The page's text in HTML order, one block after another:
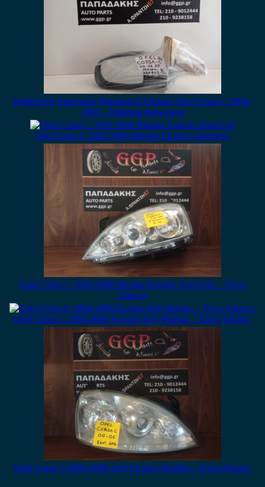
Καθρέπτης Αριστερός Μηχανικός Άβαφος Opel Corsa C 2000-
2006 – Imitation Καινούριο
Opel Corsa C 2002-2004 Φανάρι Εμπρός Αριστερό
Opel Corsa C 2004-2006 Φανάρι Εμπρός Αριστερό – Tρεις
Λάμπες
Opel Corsa C 2004-2006 Εμπρός Δεξί Φανάρι – Τρεις Λάμπες
Opel Corsa C 2004-2006 Δεξί Εμπρός Φανάρι – Τρεις Λάμπες